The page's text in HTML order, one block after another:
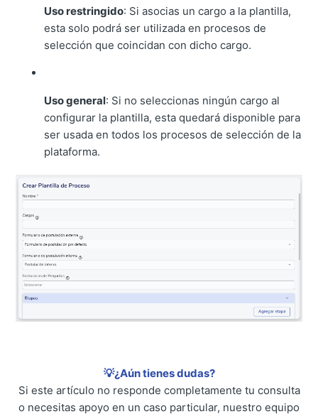
Uso restringido: Si asocias un cargo a la plantilla,
esta solo podrá ser utilizada en procesos de
selección que coincidan con dicho cargo.
Uso general: Si no seleccionas ningún cargo al
configurar la plantilla, esta quedará disponible para
ser usada en todos los procesos de selección de la
plataforma.
💡¿Aún tienes dudas?
Si este artículo no responde completamente tu consulta
o necesitas apoyo en un caso particular, nuestro equipo